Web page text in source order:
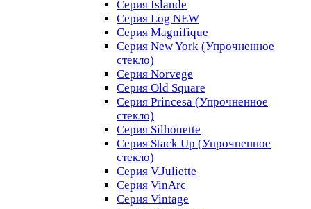
Серия Islande
Серия Log NEW
Серия Magnifique
Серия New York (Упрочненное
стекло)
Серия Norvege
Серия Old Square
Серия Princesa (Упрочненное
стекло)
Серия Silhouette
Серия Stack Up (Упрочненное
стекло)
Серия V.Juliette
Серия VinArc
Серия Vintage